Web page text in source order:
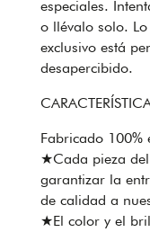
especiales.
o llévalo solo.
exclusivo está
desapercibido.
Fabricado
★Cada pieza
garantizar la
de calidad a
★El color y el